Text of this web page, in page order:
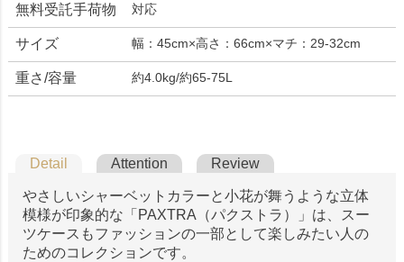
無料受託手荷物 対応
サイズ 幅：45cm×高さ：66cm×マチ：29-32cm
重さ/容量 約4.0kg/約65-75L
Detail Attention Review
やさしいシャーベットカラーと小花が舞うような立体
模様が印象的な「PAXTRA（パクストラ）」は、スー
ツケースもファッションの一部として楽しみたい人の
ためのコレクションです。